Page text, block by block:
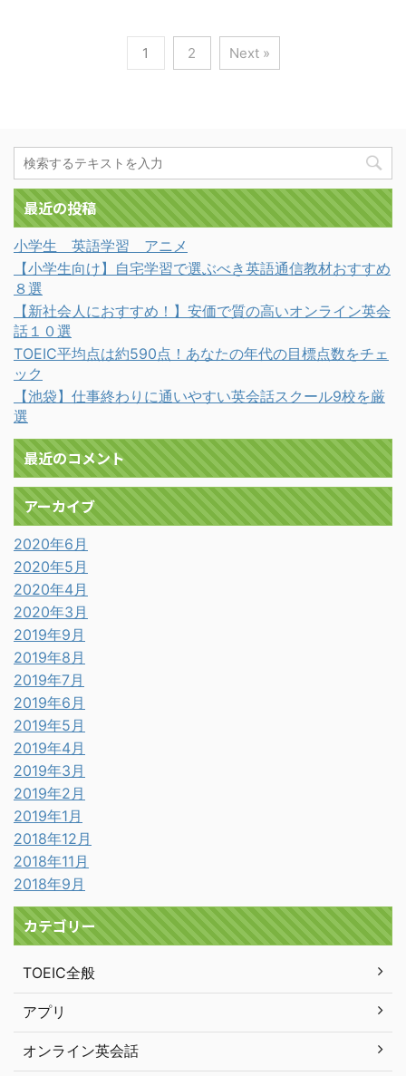
1 2 Next »
最近の投稿
小学生 英語学習 アニメ
【小学生向け】自宅学習で選ぶべき英語通信教材おすすめ
８選
【新社会人におすすめ！】安価で質の高いオンライン英会
話１０選
TOEIC平均点は約590点！あなたの年代の目標点数をチェ
ック
【池袋】仕事終わりに通いやすい英会話スクール9校を厳
選
最近のコメント
アーカイブ
2020年6月
2020年5月
2020年4月
2020年3月
2019年9月
2019年8月
2019年7月
2019年6月
2019年5月
2019年4月
2019年3月
2019年2月
2019年1月
2018年12月
2018年11月
2018年9月
カテゴリー
TOEIC全般
アプリ
オンライン英会話